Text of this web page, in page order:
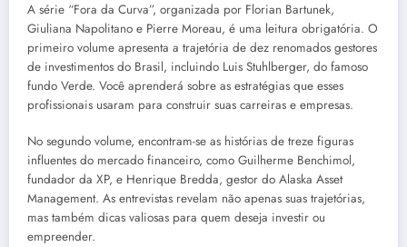
A série “Fora da Curva”, organizada por Florian Bartunek,
Giuliana Napolitano e Pierre Moreau, é uma leitura obrigatória. O
primeiro volume apresenta a trajetória de dez renomados gestores
de investimentos do Brasil, incluindo Luis Stuhlberger, do famoso
fundo Verde. Você aprenderá sobre as estratégias que esses
profissionais usaram para construir suas carreiras e empresas.
No segundo volume, encontram-se as histórias de treze figuras
influentes do mercado financeiro, como Guilherme Benchimol,
fundador da XP, e Henrique Bredda, gestor do Alaska Asset
Management. As entrevistas revelam não apenas suas trajetórias,
mas também dicas valiosas para quem deseja investir ou
empreender.